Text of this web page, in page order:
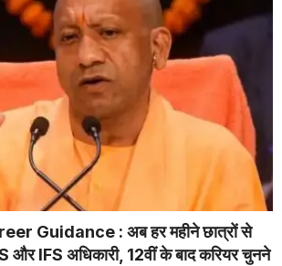
Guidance : अब हर महीने छात्रों से
और IFS अधिकारी, 12वीं के बाद करियर चुनने